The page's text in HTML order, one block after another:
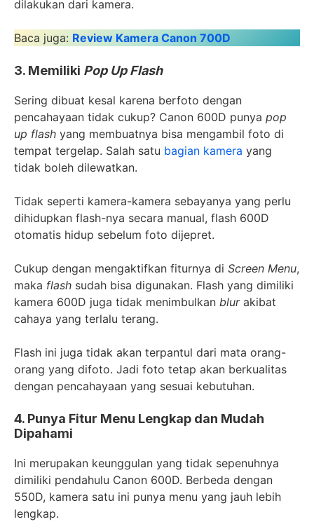
dilakukan dari kamera.
Baca juga: Review Kamera Canon 700D
3. Memiliki Pop Up Flash
Sering dibuat kesal karena berfoto dengan
pencahayaan tidak cukup? Canon 600D punya pop
up flash yang membuatnya bisa mengambil foto di
tempat tergelap. Salah satu bagian kamera yang
tidak boleh dilewatkan.
Tidak seperti kamera-kamera sebayanya yang perlu
dihidupkan flash-nya secara manual, flash 600D
otomatis hidup sebelum foto dijepret.
Cukup dengan mengaktifkan fiturnya di Screen Menu,
maka flash sudah bisa digunakan. Flash yang dimiliki
kamera 600D juga tidak menimbulkan blurakibat
cahaya yang terlalu terang.
Flash ini juga tidak akan terpantul dari mata orang-
orang yang difoto. Jadi foto tetap akan berkualitas
dengan pencahayaan yang sesuai kebutuhan.
4. Punya Fitur Menu Lengkap dan Mudah
Dipahami
Ini merupakan keunggulan yang tidak sepenuhnya
dimiliki pendahulu Canon 600D. Berbeda dengan
550D, kamera satu ini punya menu yang jauh lebih
lengkap.